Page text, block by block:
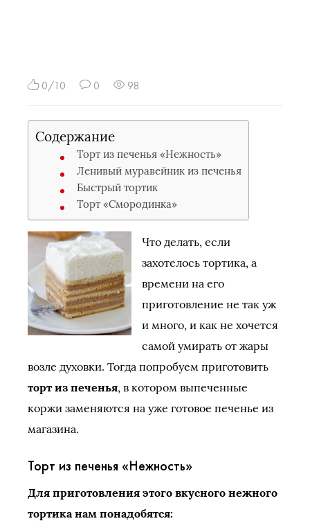
0/10 0 98
Содержание
Торт из печенья «Нежность»
Ленивый муравейник из печенья
Быстрый тортик
Торт «Смородинка»
Что делать, если
захотелось тортика, а
времени на его
приготовление не так уж
и много, и как не хочется
самой умирать от жары
возле духовки. Тогда попробуем приготовить
торт из печенья, в котором выпеченные
коржи заменяются на уже готовое печенье из
магазина.
Торт из печенья «Нежность»
Для приготовления этого вкусного нежного
тортика нам понадобятся: